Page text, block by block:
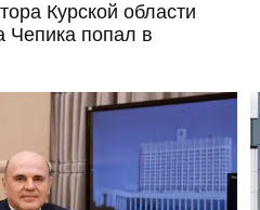
Курской области
Чепика попал в